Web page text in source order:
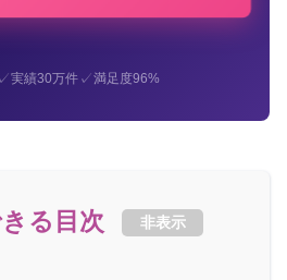
実績30万件✓満足度96%
る目次 非表示